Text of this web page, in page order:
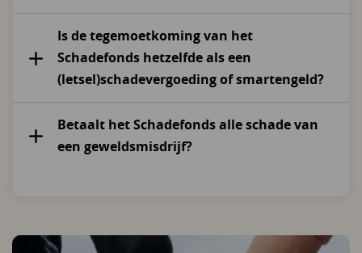
Is de tegemoetkoming van het
Schadefonds hetzelfde als een
(letsel)schadevergoeding of smartengeld?
Betaalt het Schadefonds alle schade van
een geweldsmisdrijf?